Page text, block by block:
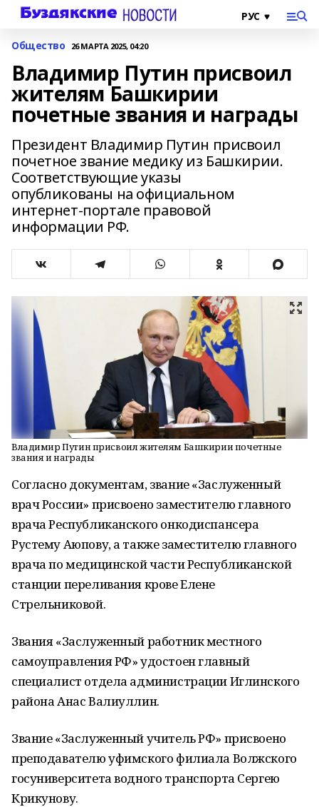
Общество 26 МАРТА 2025, 04:20
Владимир Путин присвоил
жителям Башкирии
почетные звания и награды
Президент Владимир Путин присвоил
почетное звание медику из Башкирии.
Соответствующие указы
опубликованы на официальном
интернет-портале правовой
информации РФ.
Владимир Путин присвоил жителям Башкирии почетные
звания и награды
Согласно документам, звание «Заслуженный
врач России» присвоено заместителю главного
врача Республиканского онкодиспансера
Рустему Аюпову, а также заместителю главного
врача по медицинской части Республиканской
станции переливания крове Елене
Стрельниковой.
Звания «Заслуженный работник местного
самоуправления РФ» удостоен главный
специалист отдела администрации Иглинского
района Анас Валиуллин.
Звание «Заслуженный учитель РФ» присвоено
преподавателю уфимского филиала Волжского
госуниверситета водного транспорта Сергею
Крикунову.